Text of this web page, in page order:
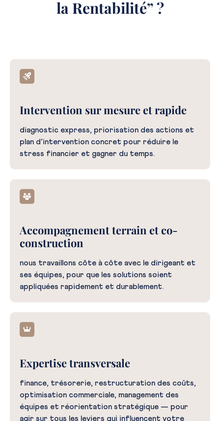
la Rentabilité” ?
Intervention sur mesure et rapide
diagnostic express, priorisation des actions et
plan d’intervention concret pour réduire le
stress financier et gagner du temps.
Accompagnement terrain et co-
construction
nous travaillons côte à côte avec le dirigeant et
ses équipes, pour que les solutions soient
appliquées rapidement et durablement.
Expertise transversale
finance, trésorerie, restructuration des coûts,
optimisation commerciale, management des
équipes et réorientation stratégique — pour
agir sur tous les leviers qui influencent votre